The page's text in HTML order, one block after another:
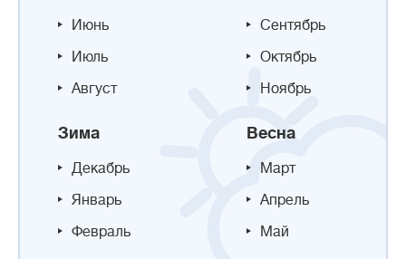
Июнь
Июль
Август
Сентябрь
Октябрь
Ноябрь
Зима
Декабрь
Январь
Февраль
Весна
Март
Апрель
Май